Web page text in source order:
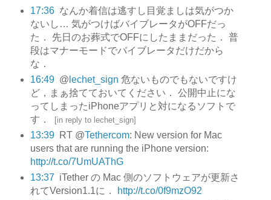
17:36 なんか着信は逃すし目覚ましは気がつか
ないし… 気がつけばバイブレータがOFFだっ
た． 先日のお葬式でOFFにしたままだった． 普
段はマナーモードでバイブレータだけだから
な．
16:49 @ lechet_sign 危ないものでもないですけ
ど，まぁ捨てておいてください． 公開中止にな
ってしまったiPhoneアプリと対になるソフトで
す．
[in reply to lechet_sign]
13:39 RT @Tethercom: New version for Mac
users that are running the iPhone version:
http://t.co/7UmUAThG
13:37 iTether の Mac 側のソフトウェアが更新さ
れてVersion1.1に．
http://t.co/0f9mzO92